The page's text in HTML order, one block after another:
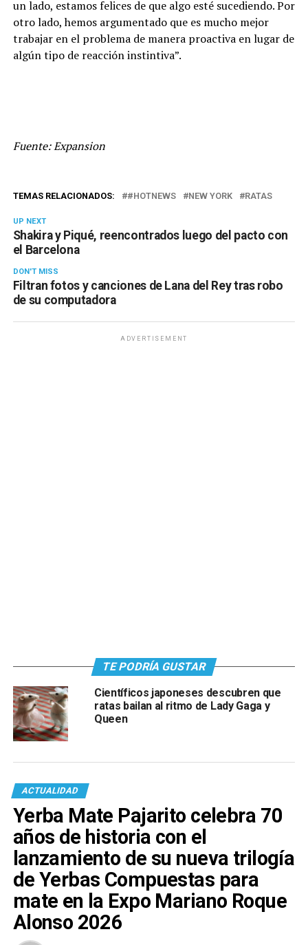
un lado, estamos felices de que algo esté sucediendo. Por
otro lado, hemos argumentado que es mucho mejor
trabajar en el problema de manera proactiva en lugar de
algún tipo de reacción instintiva”.
Fuente: Expansion
TEMAS RELACIONADOS: #HOTNEWS NEW YORK RATAS
UP NEXT
Shakira y Piqué, reencontrados luego del pacto con
el Barcelona
DON'T MISS
Filtran fotos y canciones de Lana del Rey tras robo
de su computadora
ADVERTISEMENT
TE PODRÍA GUSTAR
Científicos japoneses descubren que
ratas bailan al ritmo de Lady Gaga y
Queen
ACTUALIDAD
Yerba Mate Pajarito celebra 70
años de historia con el
lanzamiento de su nueva trilogía
de Yerbas Compuestas para
mate en la Expo Mariano Roque
Alonso 2026